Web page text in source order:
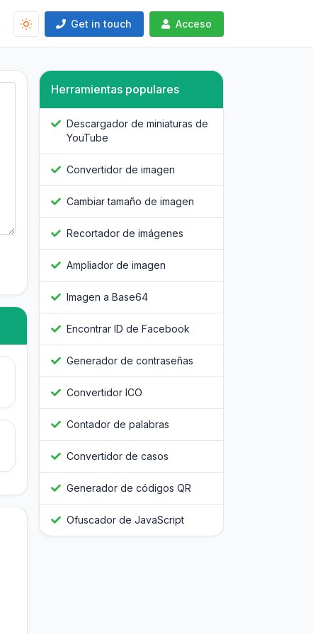
Get in touch Acceso
Herramientas populares
Descargador de miniaturas de
YouTube
Convertidor de imagen
Cambiar tamaño de imagen
Recortador de imágenes
Ampliador de imagen
Imagen a Base64
Encontrar ID de Facebook
Generador de contraseñas
Convertidor ICO
Contador de palabras
Convertidor de casos
Generador de códigos QR
Ofuscador de JavaScript